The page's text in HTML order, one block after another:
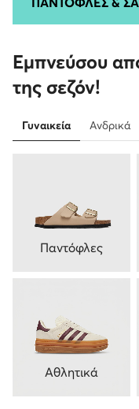
Εμπνεύσου
της σεζόν!
Γυναικεία Ανδρικά
Παντόφλες
Αθλητικά